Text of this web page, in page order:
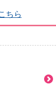
ちら